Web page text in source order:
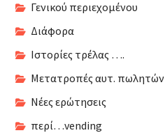
Γενικού περιεχομένου
Διάφορα
Ιστορίες τρέλας ….
Μετατροπές αυτ. πωλητών
Νέες ερώτησεις
περί…vending